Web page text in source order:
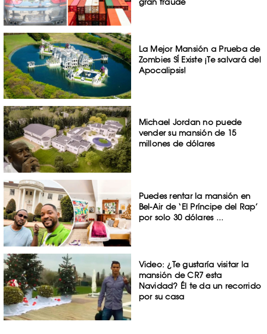
La Mejor Mansión a Prueba de
Zombies SÍ Existe ¡Te salvará del
Apocalipsis!
Michael Jordan no puede
vender su mansión de 15
millones de dólares
Puedes rentar la mansión en
Bel-Air de ‘El Príncipe del Rap’
por solo 30 dólares ...
Video: ¿Te gustaría visitar la
mansión de CR7 esta
Navidad? Él te da un recorrido
por su casa